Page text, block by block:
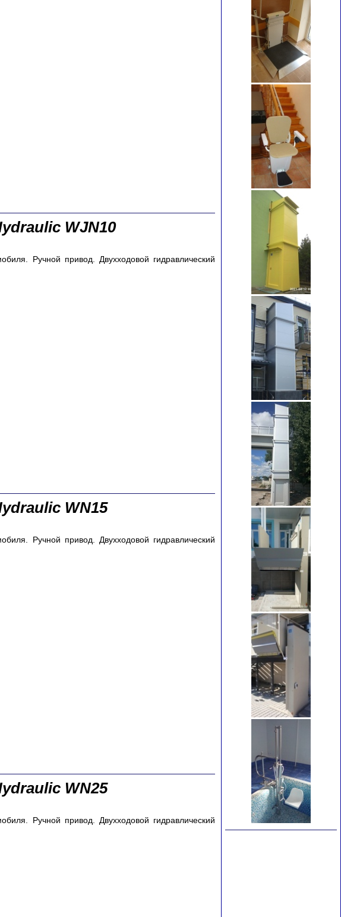
WJN10
Ручной привод. Двухходовой гидравлический
WN15
Ручной привод. Двухходовой гидравлический
WN25
Ручной привод. Двухходовой гидравлический